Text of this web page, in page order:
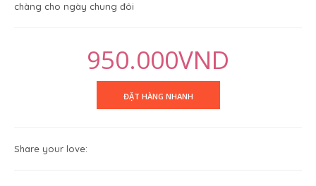
chàng cho ngày chung đôi
950.000VND
Share your love: